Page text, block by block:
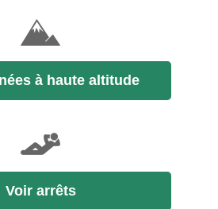
à haute altitude
Voir arrêts